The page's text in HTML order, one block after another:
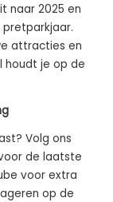
naar 2025 en
attracties en
houdt je op de
Volg ons
de laatste
voor extra
op de